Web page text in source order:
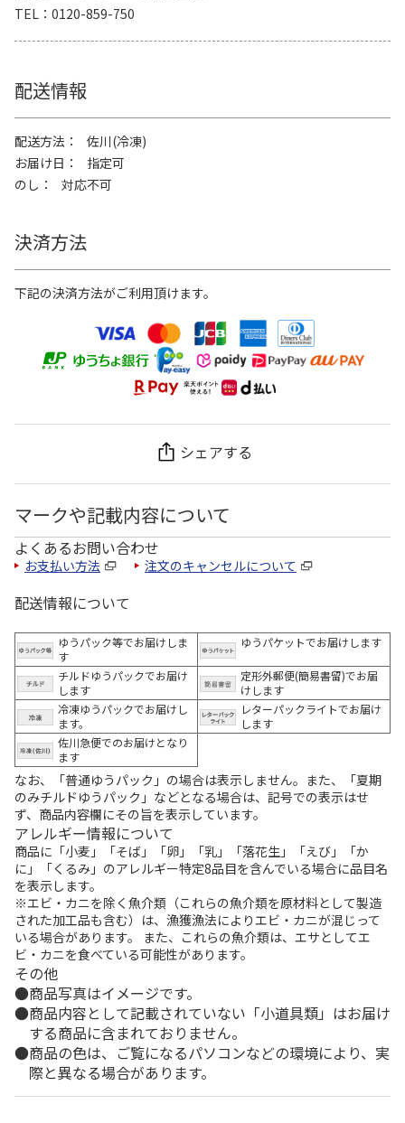
TEL
0120-859-750
配送情報
配送方法
佐川(冷凍)
お届け日
指定可
のし
対応不可
決済方法
下記の決済方法がご利用頂けます。
シェアする
マークや記載内容について
よくあるお問い合わせ
お支払い方法 注文のキャンセルについて
配送情報について
ゆうパック等でお届けしま
す
ゆうパケットでお届けします
チルドゆうパックでお届け
します
定形外郵便(簡易書留)でお届
けします
冷凍ゆうパックでお届けし
ます。
レターパックライトでお届け
します
佐川急便でのお届けとなり
ます
なお、「普通ゆうパック」の場合は表示しません。また、「夏期
のみチルドゆうパック」などとなる場合は、記号での表示はせ
ず、商品内容欄にその旨を表示しています。
アレルギー情報について
商品に「小麦」「そば」「卵」「乳」「落花生」「えび」「か
に」「くるみ」のアレルギー特定8品目を含んでいる場合に品目名
を表示します。
※エビ・カニを除く魚介類（これらの魚介類を原材料として製造
された加工品も含む）は、漁獲漁法によりエビ・カニが混じって
いる場合があります。 また、これらの魚介類は、エサとしてエ
ビ・カニを食べている可能性があります。
その他
商品写真はイメージです。
商品内容として記載されていない「小道具類」はお届け
する商品に含まれておりません。
商品の色は、ご覧になるパソコンなどの環境により、実
際と異なる場合があります。